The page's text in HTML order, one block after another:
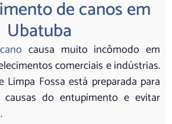
de canos em
Ubatuba
causa muito incômodo em
comerciais e indústrias.
Limpa Fossa está preparada para
do entupimento e evitar